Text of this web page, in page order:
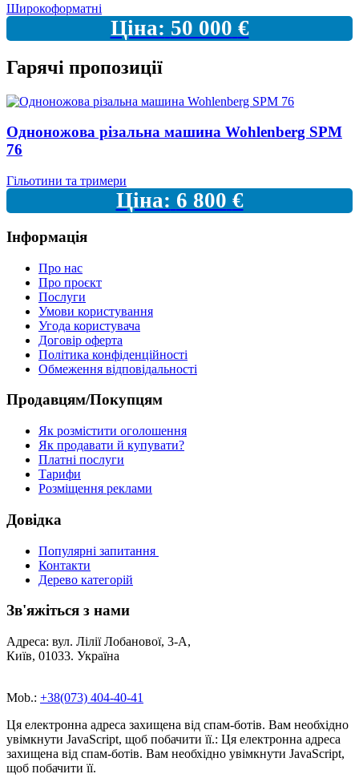
Широкоформатні
Ціна: 50 000 €
Гарячі пропозиції
Одноножова різальна машина Wohlenberg SPM
76
Гільотини та тримери
Ціна: 6 800 €
Інформація
Про нас
Про проєкт
Послуги
Умови користування
Угода користувача
Договір оферта
Політика конфіденційності
Обмеження відповідальності
Продавцям/Покупцям
Як розмістити оголошення
Як продавати й купувати?
Платні послуги
Тарифи
Розміщення реклами
Довідка
Популярні запитання
Контакти
Дерево категорій
Зв'яжіться з нами
Адреса: вул. Лілії Лобанової, 3-А,
Київ, 01033. Україна
Mob.: +38(073) 404-40-41
Ця електронна адреса захищена від спам-ботів. Вам необхідно
увімкнути JavaScript, щоб побачити її.: Ця електронна адреса
захищена від спам-ботів. Вам необхідно увімкнути JavaScript,
щоб побачити її.